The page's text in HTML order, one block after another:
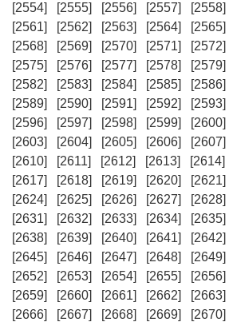
[2554]
[2555] [2556] [2557] [2558]
[2561]
[2562] [2563] [2564] [2565]
[2568]
[2569] [2570] [2571] [2572]
[2575]
[2576] [2577] [2578] [2579]
[2582]
[2583] [2584] [2585] [2586]
[2589]
[2590] [2591] [2592] [2593]
[2596]
[2597] [2598] [2599] [2600]
[2603]
[2604] [2605] [2606] [2607]
[2610]
[2611] [2612] [2613] [2614]
[2617]
[2618] [2619] [2620] [2621]
[2624]
[2625] [2626] [2627] [2628]
[2631]
[2632] [2633] [2634] [2635]
[2638]
[2639] [2640] [2641] [2642]
[2645]
[2646] [2647] [2648] [2649]
[2652]
[2653] [2654] [2655] [2656]
[2659]
[2660] [2661] [2662] [2663]
[2666]
[2667] [2668] [2669] [2670]